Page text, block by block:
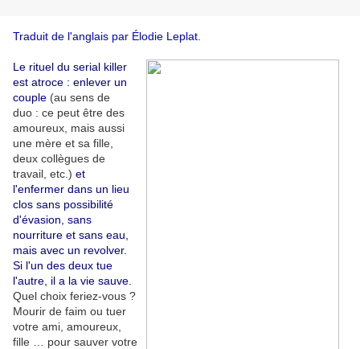
Traduit de l'anglais par Élodie Leplat.
Le rituel du serial killer
est atroce : enlever un
couple (au sens de
duo : ce peut être des
amoureux, mais aussi
une mère et sa fille,
deux collègues de
travail, etc.) et
l'enfermer dans un lieu
clos sans possibilité
d'évasion, sans
nourriture et sans eau,
mais avec un revolver.
Si l'un des deux tue
l'autre, il a la vie sauve.
Quel choix feriez-vous ?
Mourir de faim ou tuer
votre ami, amoureux,
fille … pour sauver votre